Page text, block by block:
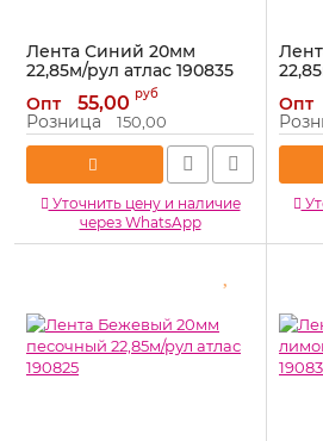
Лента Синий 20мм
22,85м/рул атлас 190835
Артикул: 190835
Опт 55,00 руб
Розница 150,00
Уточнить цену и наличие
через WhatsApp
Опт